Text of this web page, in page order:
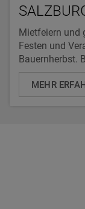
Mietfeiern und
Festen und
Bauernherbst.
MEHR